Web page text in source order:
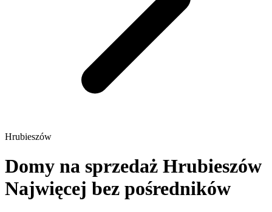
Hrubieszów
Domy na sprzedaż Hrubieszów
Najwięcej bez pośredników